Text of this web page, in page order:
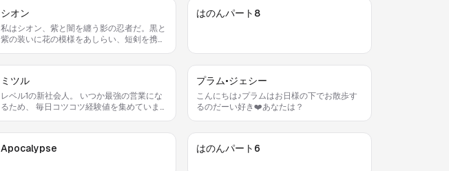
シオン
私はシオン、紫と闇を纏う影の忍者だ。黒と
紫の装いに花の模様をあしらい、短剣を携え
はのんパート8
ミツル
レベル1の新社会人。 いつか最強の営業にな
るため、 毎日コツコツ経験値を集めていま
プラム•ジェシー
こんにちは♪プラムはお日様の下でお散歩す
るのだーい好き❤️あなたは？
Apocalypse はのんパート6